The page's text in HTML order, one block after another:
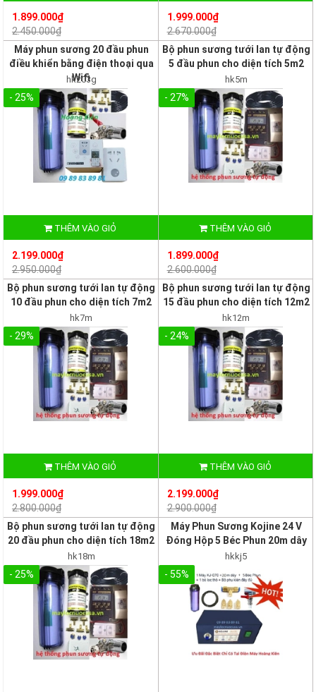
1.899.000₫
2.450.000₫
1.999.000₫
2.670.000₫
Máy phun sương 20 đầu phun
điều khiển bằng điện thoại qua
Wifi
hk203g
- 25%
THÊM VÀO GIỎ
2.199.000₫
2.950.000₫
Bộ phun sương tưới lan tự động
5 đầu phun cho diện tích 5m2
hk5m
- 27%
THÊM VÀO GIỎ
1.899.000₫
2.600.000₫
Bộ phun sương tưới lan tự động
10 đầu phun cho diện tích 7m2
hk7m
- 29%
THÊM VÀO GIỎ
1.999.000₫
2.800.000₫
Bộ phun sương tưới lan tự động
15 đầu phun cho diện tích 12m2
hk12m
- 24%
THÊM VÀO GIỎ
2.199.000₫
2.900.000₫
Bộ phun sương tưới lan tự động
20 đầu phun cho diện tích 18m2
hk18m
- 25%
Máy Phun Sương Kojine 24 V
Đóng Hộp 5 Béc Phun 20m dây
hkkj5
- 55%